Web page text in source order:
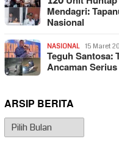
Mendagri:
Nasional
NASIONAL 15 Maret
Teguh Santosa:
Ancaman
ARSIP BERITA
Arsip
Berita